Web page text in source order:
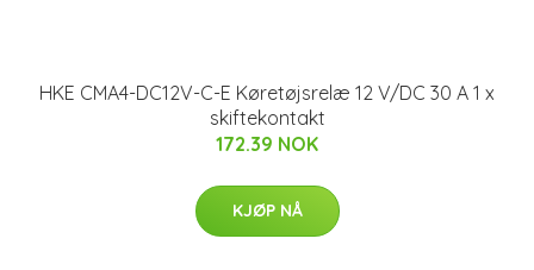
HKE CMA4-DC12V-C-E Køretøjsrelæ 12 V/DC 30 A 1 x
skiftekontakt
172.39 NOK
KJØP NÅ